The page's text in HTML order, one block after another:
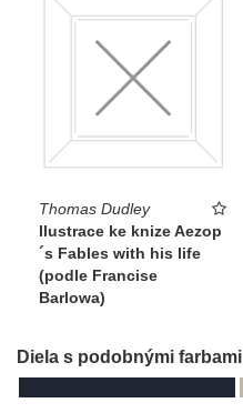
Thomas Dudley
Ilustrace ke knize Aezop
´s Fables with his life
(podle Francise
Barlowa)
Diela s podobnými farbami